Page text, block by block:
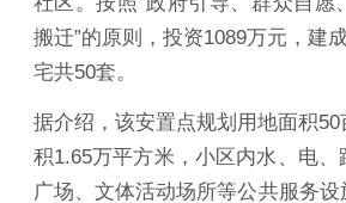
搬迁”的原则，投资1089万元，建
宅共50套。
据介绍，该安置点规划用地面积
积1.65万平方米，小区内水、电、
广场、文体活动场所等公共服务